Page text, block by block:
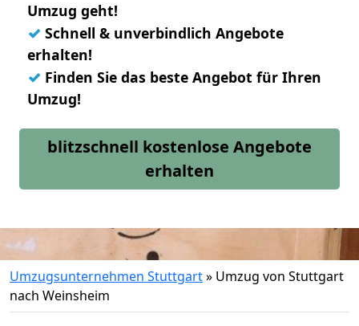
Umzug geht!
✓ Schnell & unverbindlich Angebote
erhalten!
✓ Finden Sie das beste Angebot für Ihren
Umzug!
blitzschnell kostenlose Angebote
erhalten
Umzugsunternehmen Stuttgart» Umzug von Stuttgart
nach Weinsheim